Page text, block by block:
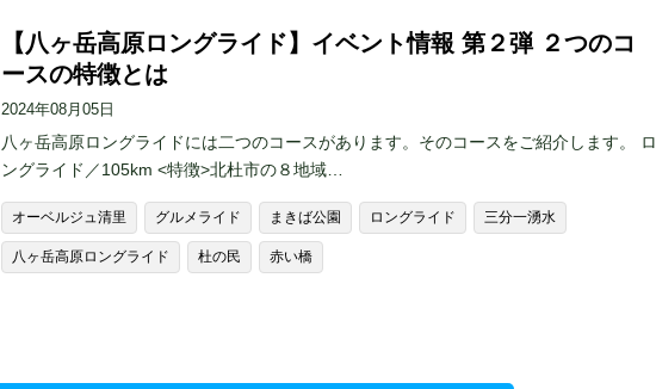
【八ヶ岳高原ロングライド】イベント情報 第２弾 ２つのコ
ースの特徴とは
2024年08月05日
八ヶ岳高原ロングライドには二つのコースがあります。そのコースをご紹介します。 ロ
ングライド／105km <特徴>北杜市の８地域…
オーベルジュ清里 グルメライド まきば公園 ロングライド 三分一湧水
八ヶ岳高原ロングライド 杜の民 赤い橋